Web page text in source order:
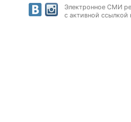
Электронное СМИ
с активной ссылкой